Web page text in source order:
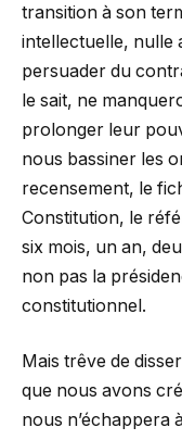
transition à son
intellectuelle, nulle
persuader du
le sait, ne
prolonger leur
nous bassiner les
recensement, le
Constitution, le
six mois, un an,
non pas la
constitutionnel.
Mais trêve de
que nous avons
nous n’échappera